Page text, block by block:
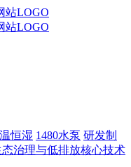
恒湿 1480水泵 研发制
态治理与低排放核心技术